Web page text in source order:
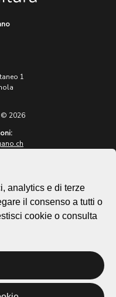
1
2026
analytics e di terze
il consenso a tutti o
cookie o consulta